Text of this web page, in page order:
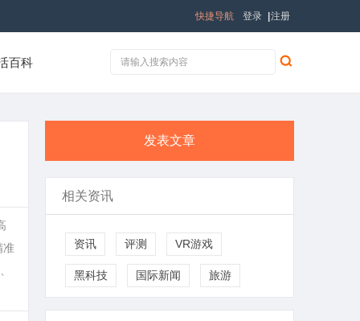
登录 注册
快捷导航
百科
准
发表文章
相关资讯
资讯 评测 VR游戏
黑科技 国际新闻 旅游